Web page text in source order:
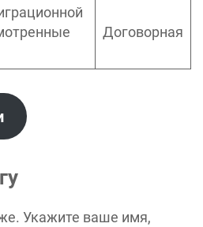
Договорная
Укажите ваше имя,